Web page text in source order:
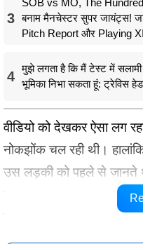
3 बनाम मैनचेस्टर सुपर जायंट्स!
Pitch Report और Playing XI
4
मुझे लगता है कि मैं टेस्ट में
भूमिका निभा सकता हूं: ट्रेविस हेड
वीडियो को देखकर ऐसा लग
नोकझोंक चल रही थी।
उस लड़की को पहले से जानते
जरूर लगा कि दोनों के बीच